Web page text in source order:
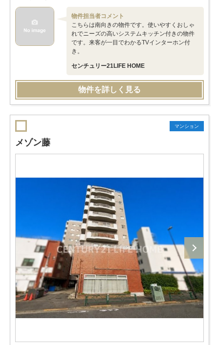
物件担当者コメント
こちらは南向きの物件です。使いやすくおしゃ
れでニーズの高いシステムキッチン付きの物件
です。来客が一目でわかるTVインターホン付
き。
センチュリー21LIFE HOME
物件を詳しく見る
マンション
メゾン藤